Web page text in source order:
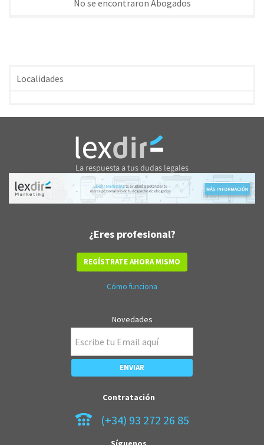
No se encontraron Abogados
Localidades
¿Eres profesional?
REGÍSTRATE AHORA MISMO
Cómo funciona
Novedades
Contratación
(+34) 93 272 26 85